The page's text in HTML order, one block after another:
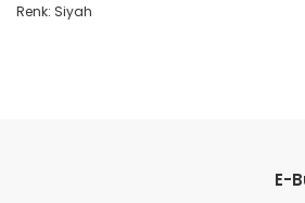
Renk: Siyah
Ürün resmi kalitesiz, bozuk veya
E-